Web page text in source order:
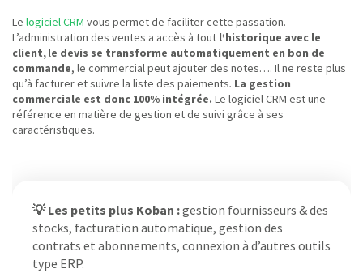
Le logiciel CRM vous permet de faciliter cette passation.
L’administration des ventes a accès à tout l’historique avec le
client,le devis se transforme automatiquement en bon de
commande, le commercial peut ajouter des notes…. Il ne reste plus
qu’à facturer et suivre la liste des paiements. La gestion
commerciale est donc 100% intégrée. Le logiciel CRM est une
référence en matière de gestion et de suivi grâce à ses
caractéristiques.
💡 Les petits plus Koban :gestion fournisseurs & des
stocks, facturation automatique, gestion des
contrats et abonnements, connexion à d’autres outils
type ERP.